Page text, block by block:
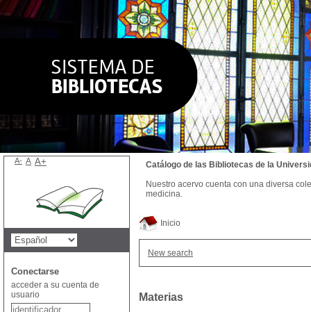
Inicio
New search
Materias
Catálogo de las Bibliotecas de la
Nuestro acervo cuenta con una diversa
medicina.
A- A A+
Conectarse
acceder a su cuenta de
usuario